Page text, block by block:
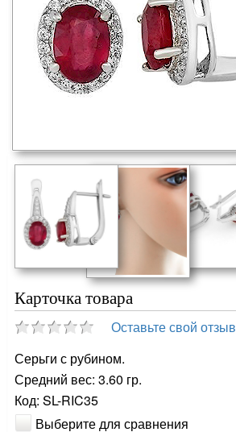
Карточка товара
Оставьте свой отзыв
Серьги с рубином.
Средний вес: 3.60 гр.
Код: SL-RIC35
Выберите для сравнения